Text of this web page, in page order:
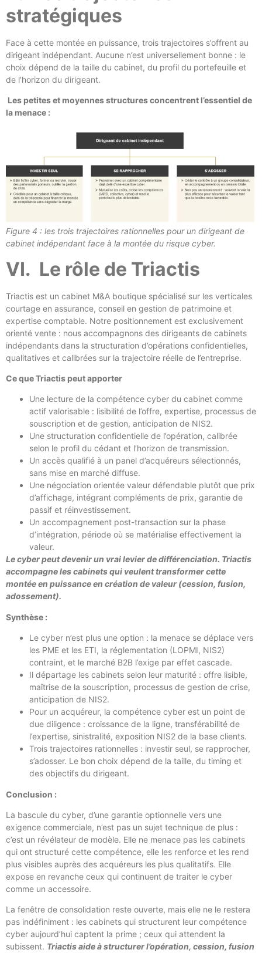
stratégiques
Face à cette montée en puissance, trois trajectoires s’offrent au
dirigeant indépendant. Aucune n’est universellement bonne : le
choix dépend de la taille du cabinet, du profil du portefeuille et
de l’horizon du dirigeant.
Les petites et moyennes structures concentrent l’essentiel de
la menace :
Figure 4 : les trois trajectoires rationnelles pour un dirigeant de
cabinet indépendant face à la montée du risque cyber.
VI. Le rôle de Triactis
Triactis est un cabinet M&A boutique spécialisé sur les verticales
courtage en assurance, conseil en gestion de patrimoine et
expertise comptable. Notre positionnement est exclusivement
orienté vente : nous accompagnons des dirigeants de cabinets
indépendants dans la structuration d’opérations confidentielles,
qualitatives et calibrées sur la trajectoire réelle de l’entreprise.
Ce que Triactis peut apporter
Une lecture de la compétence cyber du cabinet comme
actif valorisable : lisibilité de l’offre, expertise, processus de
souscription et de gestion, anticipation de NIS2.
Une structuration confidentielle de l’opération, calibrée
selon le profil du cédant et l’horizon de transmission.
Un accès qualifié à un panel d’acquéreurs sélectionnés,
sans mise en marché diffuse.
Une négociation orientée valeur défendable plutôt que prix
d’affichage, intégrant compléments de prix, garantie de
passif et réinvestissement.
Un accompagnement post-transaction sur la phase
d’intégration, période où se matérialise effectivement la
valeur.
Le cyber peut devenir un vrai levier de différenciation. Triactis
accompagne les cabinets qui veulent transformer cette
montée en puissance en création de valeur (cession, fusion,
adossement).
Synthèse :
Le cyber n’est plus une option : la menace se déplace vers
les PME et les ETI, la réglementation (LOPMI, NIS2)
contraint, et le marché B2B l’exige par effet cascade.
Il départage les cabinets selon leur maturité : offre lisible,
maîtrise de la souscription, processus de gestion de crise,
anticipation de NIS2.
Pour un acquéreur, la compétence cyber est un point de
due diligence : croissance de la ligne, transférabilité de
l’expertise, sinistralité, exposition NIS2 de la base clients.
Trois trajectoires rationnelles : investir seul, se rapprocher,
s’adosser. Le bon choix dépend de la taille, du timing et
des objectifs du dirigeant.
Conclusion :
La bascule du cyber, d’une garantie optionnelle vers une
exigence commerciale, n’est pas un sujet technique de plus :
c’est un révélateur de modèle. Elle ne menace pas les cabinets
qui ont structuré cette compétence, elle les renforce et les rend
plus visibles auprès des acquéreurs les plus qualitatifs. Elle
expose en revanche ceux qui continuent de traiter le cyber
comme un accessoire.
La fenêtre de consolidation reste ouverte, mais elle ne le restera
pas indéfiniment : les cabinets qui structurent leur compétence
cyber aujourd’hui captent la prime ; ceux qui attendent la
subissent. Triactis aide à structurer l’opération, cession, fusion